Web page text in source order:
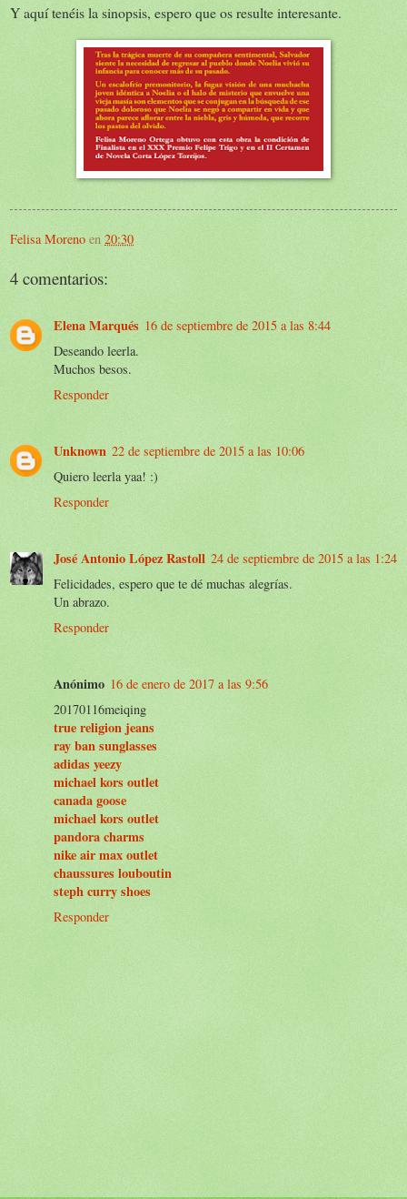
Y aquí tenéis la sinopsis, espero que os resulte interesante.
Felisa Moreno en 20:30
4 comentarios:
Elena Marqués 16 de septiembre de 2015 a las 8:44
Deseando leerla.
Muchos besos.
Responder
Unknown 22 de septiembre de 2015 a las 10:06
Quiero leerla yaa! :)
Responder
José Antonio López Rastoll 24 de septiembre de 2015 a las 1:24
Felicidades, espero que te dé muchas alegrías.
Un abrazo.
Responder
Anónimo 16 de enero de 2017 a las 9:56
20170116meiqing
true religion jeans
ray ban sunglasses
adidas yeezy
michael kors outlet
canada goose
michael kors outlet
pandora charms
nike air max outlet
chaussures louboutin
steph curry shoes
Responder